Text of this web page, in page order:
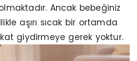
Ancak bebeğiniz
aşırı sıcak bir ortamda
giydirmeye gerek yoktur.